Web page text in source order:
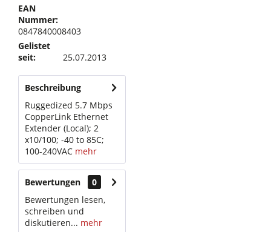
EAN
Nummer:
0847840008403
Gelistet
seit:
25.07.2013
Beschreibung
Ruggedized 5.7 Mbps
CopperLink Ethernet
Extender (Local); 2
x10/100; -40 to 85C;
100-240VAC mehr
Bewertungen
0
Bewertungen lesen,
schreiben und
diskutieren... mehr